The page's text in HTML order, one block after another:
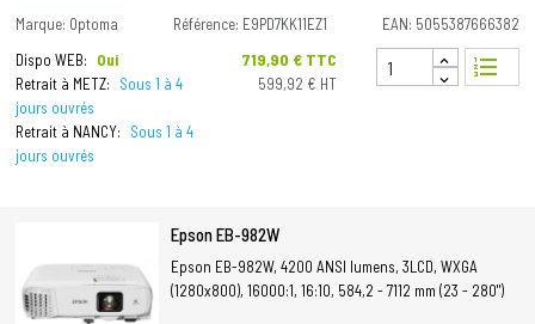
Marque: Optoma Référence: E9PD7KK11EZ1
EAN: 5055387666382
Dispo WEB:
Oui
Retrait à METZ:
Sous 1 à 4
jours ouvrés
Retrait à NANCY:
Sous 1 à 4
jours ouvrés
Prix
719,90 € TTC
599,92 € HT
format_list_numbered
Epson EB-982W
Epson EB-982W, 4200 ANSI lumens, 3LCD, WXGA
(1280x800), 16000:1, 16:10, 584,2 - 7112 mm (23 - 280")